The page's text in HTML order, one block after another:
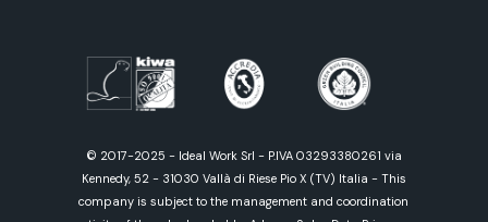
© 2017-2025 - Ideal Work Srl - P.IVA 03293380261 via
Kennedy, 52 - 31030 Vallà di Riese Pio X (TV) Italia - This
company is subject to the management and coordination